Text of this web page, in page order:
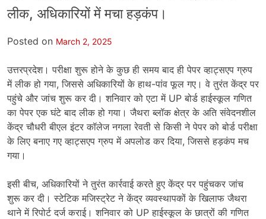
लीक, अधिकारियों में मचा हड़कंप।
Posted on March 2, 2025
उत्तरप्रदेश। परीक्षा शुरू होने के कुछ ही समय बाद ही पेपर व्हाट्सएप ग्रुप
में लीक हो गया, जिससे अधिकारियों के हाथ-पांव फूल गए। वे तुरंत केंद्र पर
पहुंचे और जांच शुरू कर दी। शनिवार को एटा में UP बोर्ड हाईस्कूल गणित
का पेपर एक घंटे बाद लीक हो गया। जैथरा ब्लॉक क्षेत्र के अति संवेदनशील
केंद्र चौधरी बीएल इंटर कॉलेज नगला रेवती से किसी ने पेपर को बोर्ड परीक्षा
के लिए बनाए गए व्हाट्सएप ग्रुप में अपलोड कर दिया, जिससे हड़कंप मच
गया।
इसी बीच, अधिकारियों ने तुरंत कार्रवाई करते हुए केंद्र पर पहुंचकर जांच
शुरू कर दी। स्टेटिक मजिस्ट्रेट ने केंद्र व्यवस्थापकों के खिलाफ जैथरा
थाने में रिपोर्ट दर्ज कराई। शनिवार को UP हाईस्कूल के छात्रों की गणित